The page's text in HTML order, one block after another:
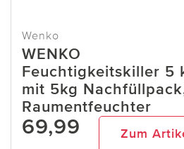
Wenko
WENKO
Feuchtigkeitskiller 5
mit 5kg
Raumentfeuchter
69,99 Zum